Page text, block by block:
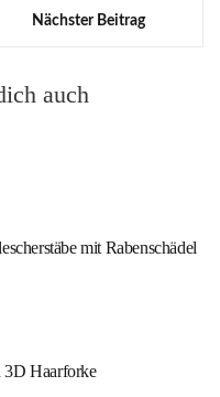
Nächster Beitrag
auch
mit Rabenschädel
3D Haarforke